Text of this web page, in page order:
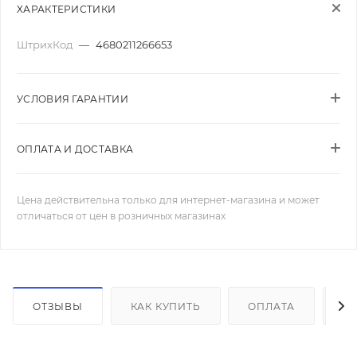
ХАРАКТЕРИСТИКИ
ШтрихКод — 4680211266653
УСЛОВИЯ ГАРАНТИИ
ОПЛАТА И ДОСТАВКА
Цена действительна только для интернет-магазина и может
отличаться от цен в розничных магазинах
ОТЗЫВЫ КАК КУПИТЬ ОПЛАТА